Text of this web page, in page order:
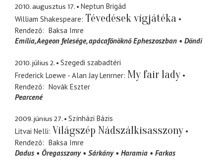
2010. augusztus 17.
Neptun Brigád
William Shakespeare Tévedések vígjátéka
Rendező
Baksa Imre
Emília Aegeon felesége, apácafőnöknő Epheszoszban Döndi
2010. július 2.
Szegedi szabadtéri
Frederick Loewe - Alan Jay Lenrner My fair lady
Rendező
Novák Eszter
Pearcené
2009. június 27.
Színházi Bázis
Litvai Nelli Világszép Nádszálkisasszony
Rendező
Baksa Imre
Dadus
Öregasszony Sárkány Haramia Farkas